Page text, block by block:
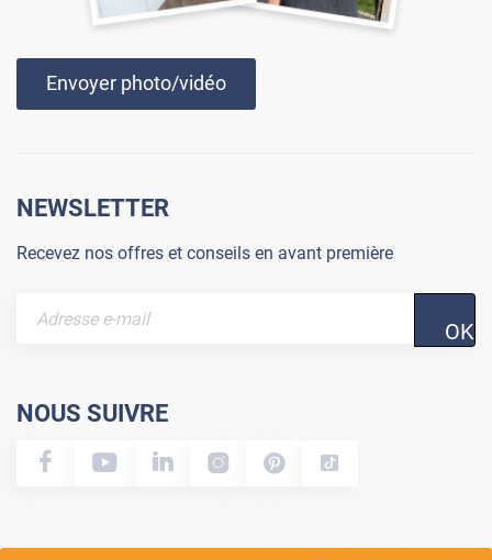
Envoyer photo/vidéo
NEWSLETTER
Recevez nos offres et conseils en avant première
OK
NOUS SUIVRE